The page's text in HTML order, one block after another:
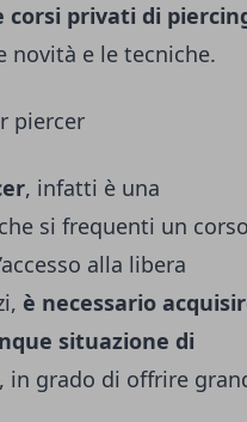
privati di
novità e le tecniche.
piercer
, infatti è una
si frequenti un corso
alla libera
è necessario
situazione di
in grado di offrire